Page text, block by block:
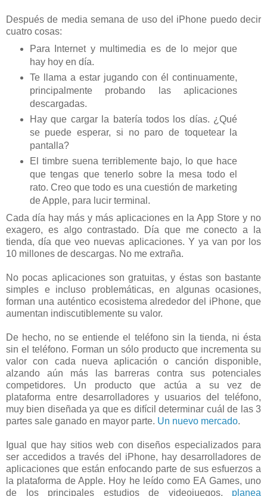
Después de media semana de uso del iPhone puedo decir
cuatro cosas:
Para Internet y multimedia es de lo mejor que
hay hoy en día.
Te llama a estar jugando con él continuamente,
principalmente probando las aplicaciones
descargadas.
Hay que cargar la batería todos los días. ¿Qué
se puede esperar, si no paro de toquetear la
pantalla?
El timbre suena terriblemente bajo, lo que hace
que tengas que tenerlo sobre la mesa todo el
rato. Creo que todo es una cuestión de marketing
de Apple, para lucir terminal.
Cada día hay más y más aplicaciones en la App Store y no
exagero, es algo contrastado. Día que me conecto a la
tienda, día que veo nuevas aplicaciones. Y ya van por los
10 millones de descargas. No me extraña.
No pocas aplicaciones son gratuitas, y éstas son bastante
simples e incluso problemáticas, en algunas ocasiones,
forman una auténtico ecosistema alrededor del iPhone, que
aumentan indiscutiblemente su valor.
De hecho, no se entiende el teléfono sin la tienda, ni ésta
sin el teléfono. Forman un sólo producto que incrementa su
valor con cada nueva aplicación o canción disponible,
alzando aún más las barreras contra sus potenciales
competidores. Un producto que actúa a su vez de
plataforma entre desarrolladores y usuarios del teléfono,
muy bien diseñada ya que es difícil determinar cuál de las 3
partes sale ganado en mayor parte. Un nuevo mercado.
Igual que hay sitios web con diseños especializados para
ser accedidos a través del iPhone, hay desarrolladores de
aplicaciones que están enfocando parte de sus esfuerzos a
la plataforma de Apple. Hoy he leído como EA Games, uno
de los principales estudios de videojuegos, planea